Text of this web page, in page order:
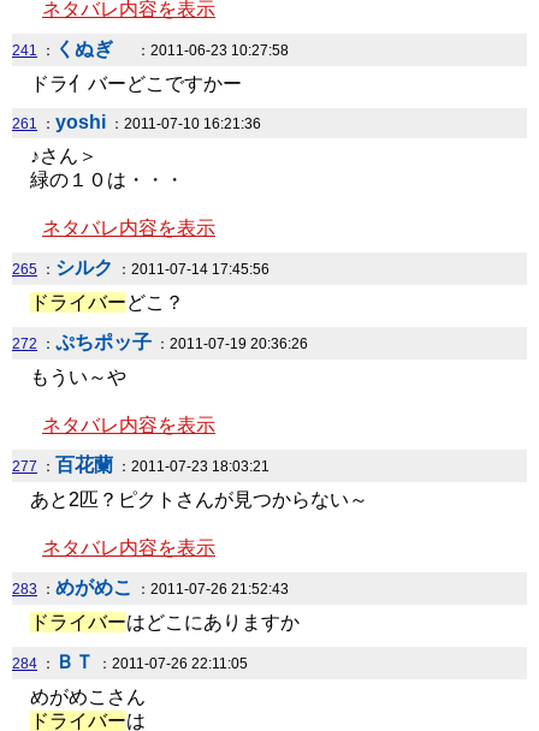
ネタバレ内容を表示
241 ： くぬぎ ：2011-06-23 10:27:58
ドラ亻バーどこですかー
261 ： yoshi ：2011-07-10 16:21:36
♪さん＞
緑の１０は・・・
ネタバレ内容を表示
265 ： シルク ：2011-07-14 17:45:56
ドライバーどこ？
272 ： ぷちポッ子 ：2011-07-19 20:36:26
もうい～や
ネタバレ内容を表示
277 ： 百花蘭 ：2011-07-23 18:03:21
あと2匹？ピクトさんが見つからない～
ネタバレ内容を表示
283 ： めがめこ ：2011-07-26 21:52:43
ドライバーはどこにありますか
284 ： ＢＴ ：2011-07-26 22:11:05
めがめこさん
ドライバーは